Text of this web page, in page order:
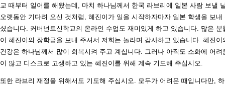
교 때부터 일어를 해왔는데, 마치 하나님께서 한국 라브리에 일본 사람 보낼
오랫동안 기다려 오신 것처럼, 혜진이가 일을 시작하자마자 일본 학생을 보내
셨습니다. 커버넌트신학교의 온라인 수업도 재미있게 하고 있습니다. 많은 분
이 혜진이의 장학금을 보내 주셔서 저희는 놀라며 감사하고 있습니다. 혜진이
건강은 하나님께서 많이 회복시켜 주고 계십니다. 그러나 아직도 소화에 어려
이 많고 디스크로 고생하고 있는 혜진이를 위해 계속 기도해 주십시오.
또한 라브리 재정을 위해서도 기도해 주십시오. 모두가 어려운 때입니다만,